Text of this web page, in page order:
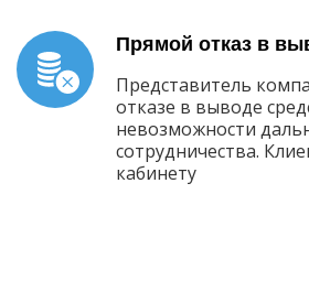
Прямой отказ в
Представитель
отказе в выводе
невозможности
сотрудничества.
кабинету